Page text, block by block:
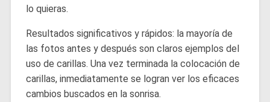
lo quieras.
Resultados significativos y rápidos: la mayoría de
las fotos antes y después son claros ejemplos del
uso de carillas. Una vez terminada la colocación de
carillas, inmediatamente se logran ver los eficaces
cambios buscados en la sonrisa.